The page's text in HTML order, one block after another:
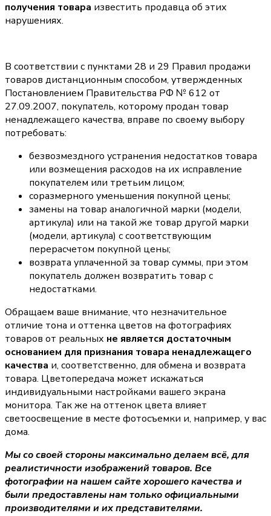
получения товара известить продавца об этих
нарушениях.
В соответствии с пунктами 28 и 29 Правил продажи
товаров дистанционным способом, утвержденных
Постановлением Правительства РФ № 612 от
27.09.2007, покупатель, которому продан товар
ненадлежащего качества, вправе по своему выбору
потребовать:
безвозмездного устранения недостатков товара
или возмещения расходов на их исправление
покупателем или третьим лицом;
соразмерного уменьшения покупной цены;
замены на товар аналогичной марки (модели,
артикула) или на такой же товар другой марки
(модели, артикула) с соответствующим
перерасчетом покупной цены;
возврата уплаченной за товар суммы, при этом
покупатель должен возвратить товар с
недостатками.
Обращаем ваше внимание, что незначительное
отличие тона и оттенка цветов на фотографиях
товаров от реальных не является достаточным
основанием для признания товара ненадлежащего
качества и, соответственно, для обмена и возврата
товара. Цветопередача может искажаться
индивидуальными настройками вашего экрана
монитора. Так же на оттенок цвета влияет
светоосвещение в месте фотосъемки и, например, у вас
дома.
Мы со своей стороны максимально делаем всё, для
реалистичности изображений товаров. Все
фотографии на нашем сайте хорошего качества и
были предоставлены нам только официальными
производителями и их представителями.